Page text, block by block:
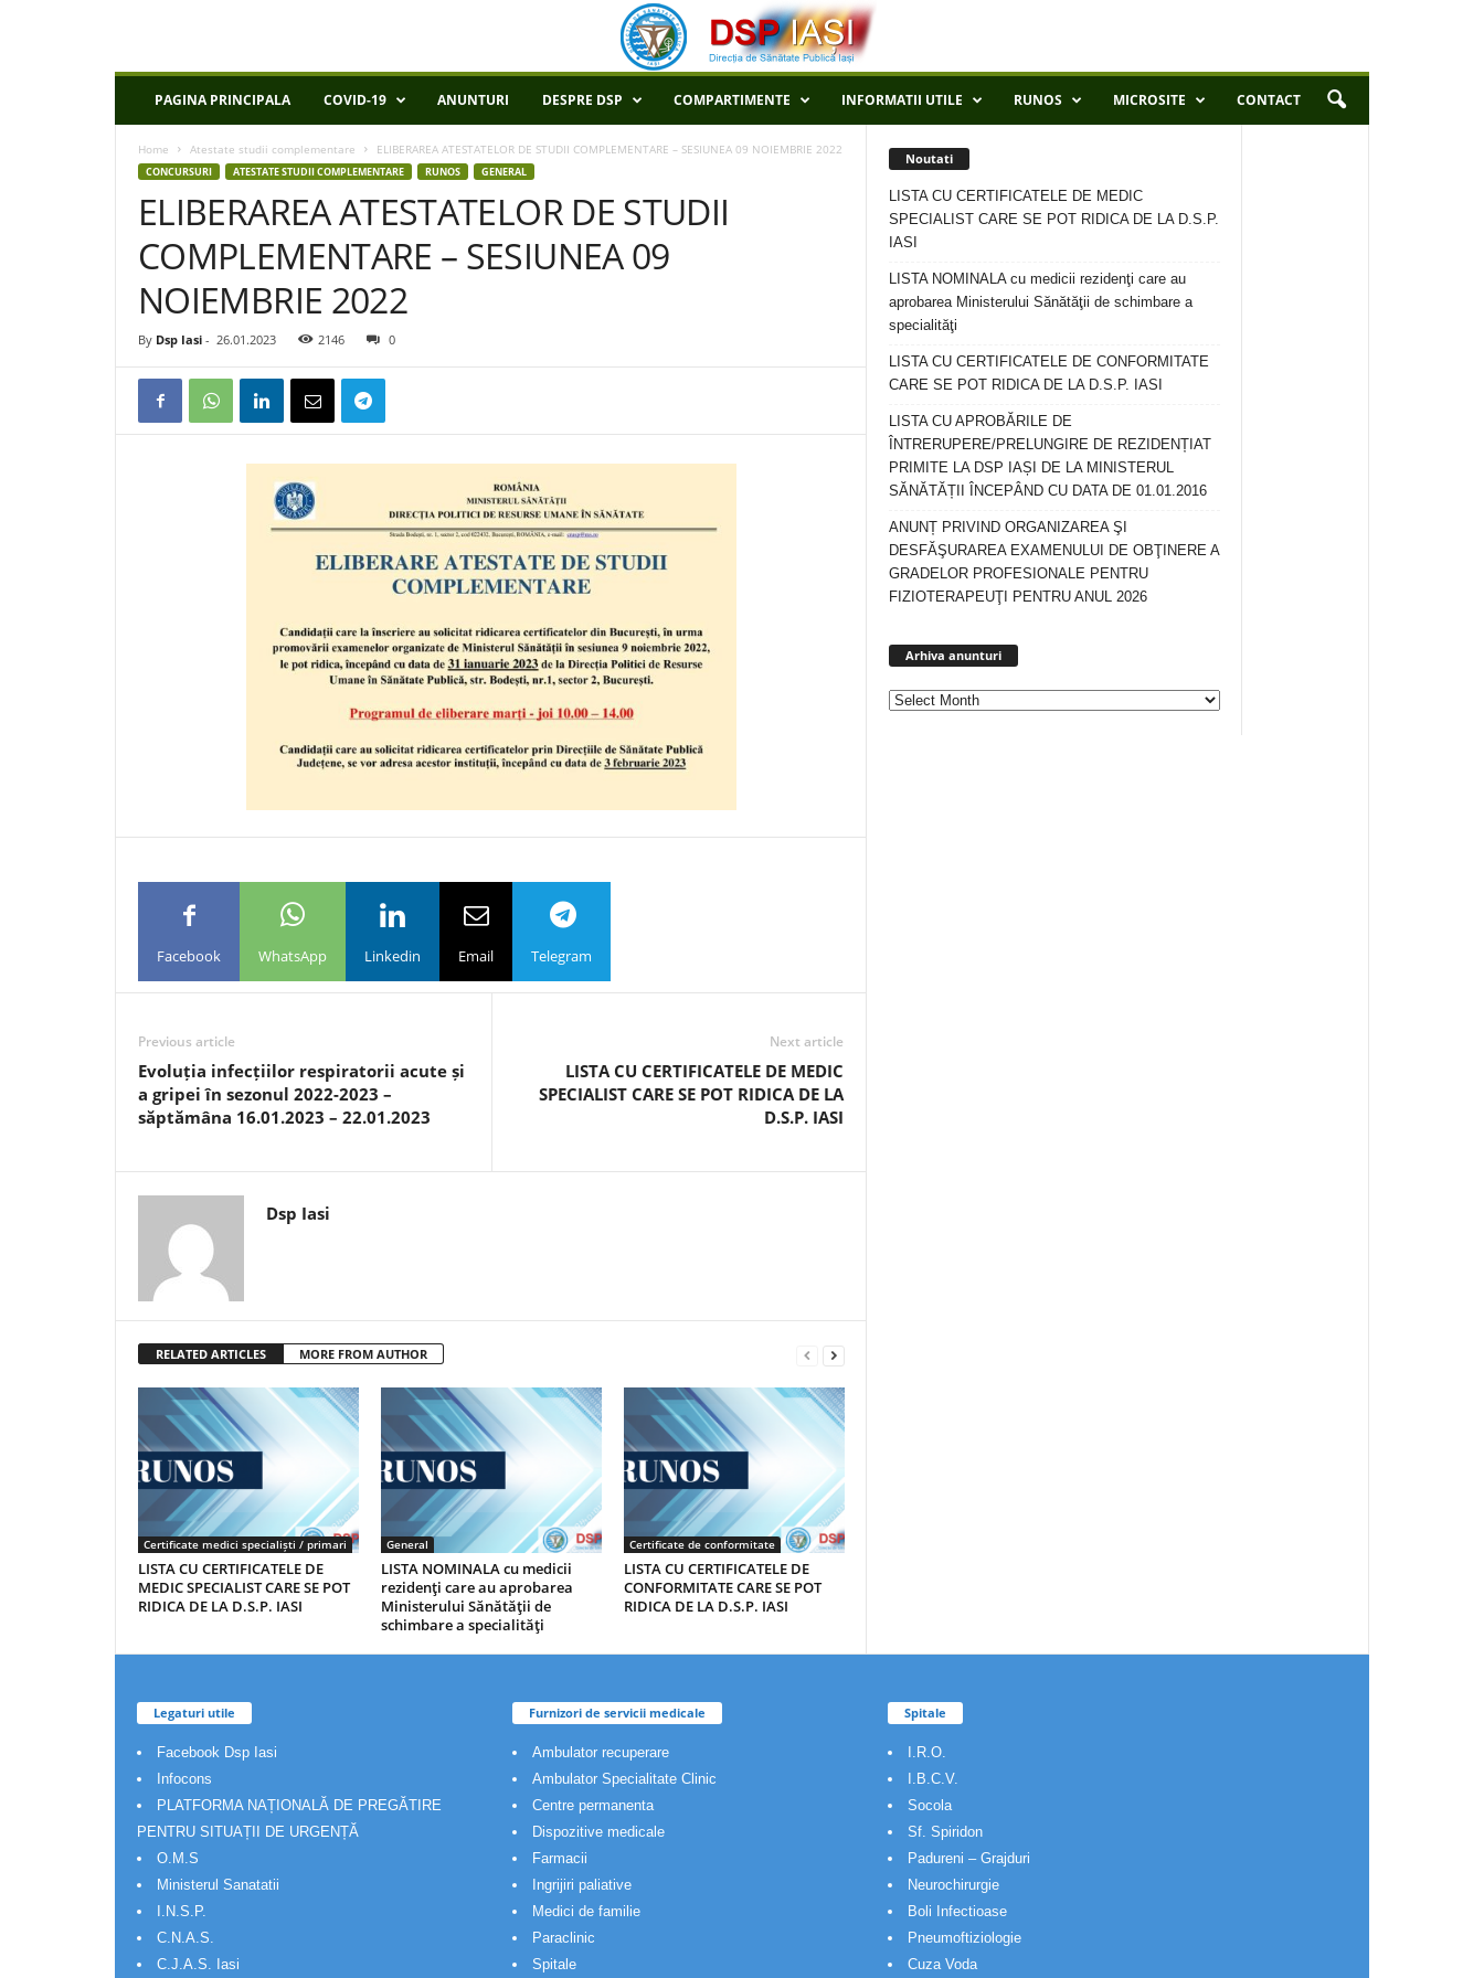
P
PAGINA PRINCIPALA COVID-19 ANUNTURI DESPRE DSP COMPARTIMENTE INFORMATII UTILE RUNOS MICROSITE CONTACT
Home Atestate studii complementare ELIBERAREA ATESTATELOR DE STUDII COMPLEMENTARE – SESIUNEA 09 NOIEMBRIE 2022
CONCURSURI ATESTATE STUDII COMPLEMENTARE RUNOS GENERAL
ELIBERAREA ATESTATELOR DE STUDII
COMPLEMENTARE – SESIUNEA 09
NOIEMBRIE 2022
By Dsp Iasi - 26.01.2023 2146 0
Facebook WhatsApp Linkedin Email Telegram
Previous article
Evoluția infecțiilor respiratorii acute și
a gripei în sezonul 2022-2023 –
săptămâna 16.01.2023 – 22.01.2023
Next article
LISTA CU CERTIFICATELE DE MEDIC
SPECIALIST CARE SE POT RIDICA DE LA
D.S.P. IASI
Dsp Iasi
RELATED ARTICLES MORE FROM AUTHOR
Certificate medici specialiști / primari
LISTA CU CERTIFICATELE DE
MEDIC SPECIALIST CARE SE POT
RIDICA DE LA D.S.P. IASI
General
LISTA NOMINALA cu medicii
rezidenţi care au aprobarea
Ministerului Sănătăţii de
schimbare a specialităţi
Certificate de conformitate
LISTA CU CERTIFICATELE DE
CONFORMITATE CARE SE POT
RIDICA DE LA D.S.P. IASI
Noutati
LISTA CU CERTIFICATELE DE MEDIC
SPECIALIST CARE SE POT RIDICA DE LA D.S.P.
IASI
LISTA NOMINALA cu medicii rezidenţi care au
aprobarea Ministerului Sănătăţii de schimbare a
specialităţi
LISTA CU CERTIFICATELE DE CONFORMITATE
CARE SE POT RIDICA DE LA D.S.P. IASI
LISTA CU APROBĂRILE DE
ÎNTRERUPERE/PRELUNGIRE DE REZIDENȚIAT
PRIMITE LA DSP IAȘI DE LA MINISTERUL
SĂNĂTĂȚII ÎNCEPÂND CU DATA DE 01.01.2016
ANUNȚ PRIVIND ORGANIZAREA ŞI
DESFĂŞURAREA EXAMENULUI DE OBŢINERE A
GRADELOR PROFESIONALE PENTRU
FIZIOTERAPEUŢI PENTRU ANUL 2026
Arhiva anunturi
Legaturi utile
Facebook Dsp Iasi
Infocons
PLATFORMA NAȚIONALĂ DE PREGĂTIRE
PENTRU SITUAȚII DE URGENȚĂ
O.M.S
Ministerul Sanatatii
I.N.S.P.
C.N.A.S.
C.J.A.S. Iasi
Furnizori de servicii medicale
Ambulator recuperare
Ambulator Specialitate Clinic
Centre permanenta
Dispozitive medicale
Farmacii
Ingrijiri paliative
Medici de familie
Paraclinic
Spitale
Spitale
I.R.O.
I.B.C.V.
Socola
Sf. Spiridon
Padureni – Grajduri
Neurochirurgie
Boli Infectioase
Pneumoftiziologie
Cuza Voda